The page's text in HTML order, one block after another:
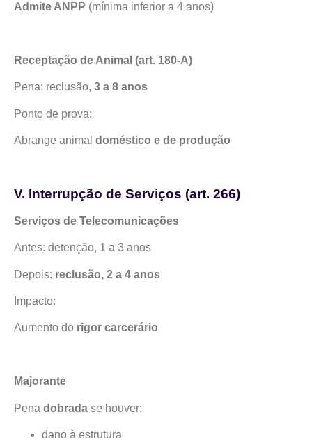
Admite ANPP (mínima inferior a 4 anos)
Receptação de Animal (art. 180-A)
Pena: reclusão, 3 a 8 anos
Ponto de prova:
Abrange animal doméstico e de produção
V. Interrupção de Serviços (art. 266)
Serviços de Telecomunicações
Antes: detenção, 1 a 3 anos
Depois: reclusão, 2 a 4 anos
Impacto:
Aumento do rigor carcerário
Majorante
Pena dobrada se houver:
dano à estrutura